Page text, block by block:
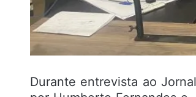
Durante entrevista ao